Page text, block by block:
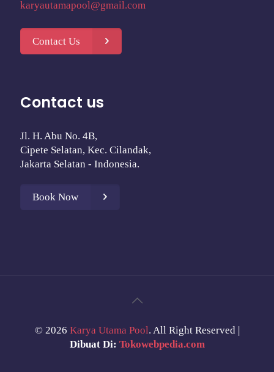
karyautamapool@gmail.com
Contact Us
Contact us
Jl. H. Abu No. 4B,
Cipete Selatan, Kec. Cilandak,
Jakarta Selatan - Indonesia.
Book Now
© 2026 Karya Utama Pool. All Right Reserved |
Dibuat Di: Tokowebpedia.com